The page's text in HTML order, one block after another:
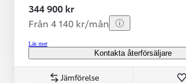
344 900 kr
Från 4 140 kr/mån
Läs mer
Kontakta återförsäljare
Jämförelse